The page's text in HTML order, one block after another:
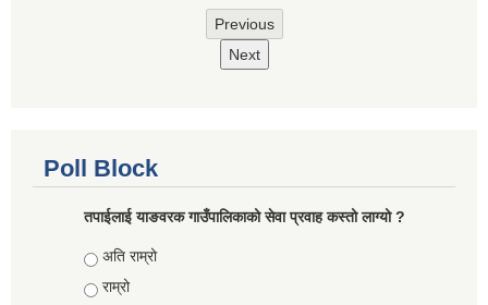
Previous
Next
Poll Block
तपाईलाई याङवरक गाउँपालिकाको सेवा प्रवाह कस्तो लाग्यो ?
Choices
अति राम्रो
राम्रो